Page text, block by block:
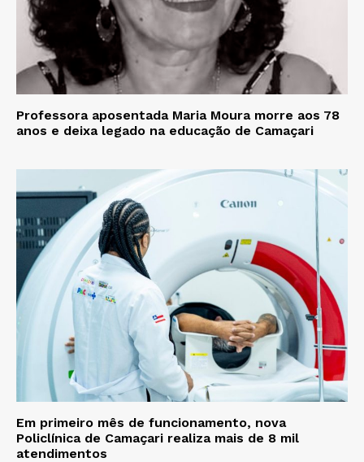
Professora aposentada Maria Moura morre aos 78
anos e deixa legado na educação de Camaçari
Em primeiro mês de funcionamento, nova
Policlínica de Camaçari realiza mais de 8 mil
atendimentos